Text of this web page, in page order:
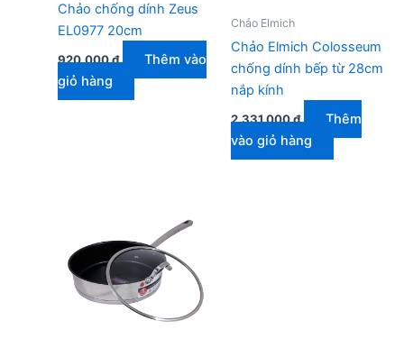
Chảo chống dính Zeus
EL0977 20cm
920.000₫
Thêm vào
giỏ hàng
Chảo Elmich
Chảo Elmich Colosseum
chống dính bếp từ 28cm
nắp kính
2.331.000₫
Thêm
vào giỏ hàng